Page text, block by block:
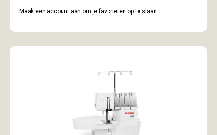
Maak een account aan om je favorieten op te slaan.